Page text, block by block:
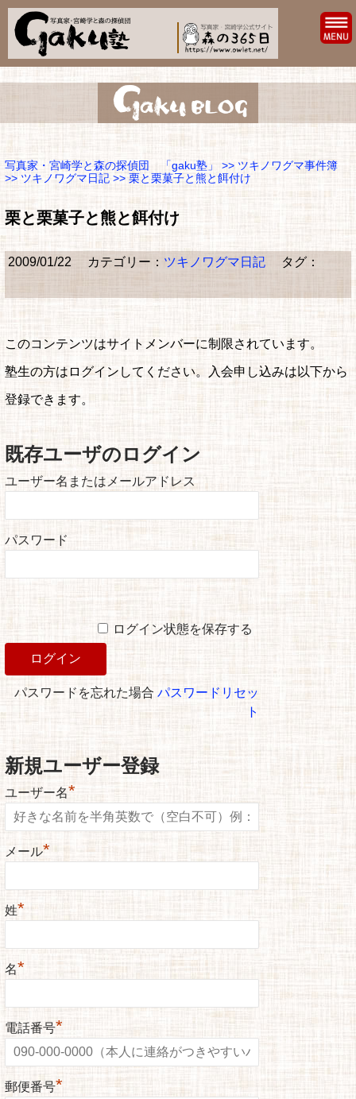
写真家・宮崎学と森の探偵団 「gaku塾」 >> ツキノワグマ事件簿
>> ツキノワグマ日記 >> 栗と栗菓子と熊と餌付け
栗と栗菓子と熊と餌付け
2009/01/22 カテゴリー： ツキノワグマ日記 タグ：
このコンテンツはサイトメンバーに制限されています。
塾生の方はログインしてください。入会申し込みは以下から
登録できます。
既存ユーザのログイン
ユーザー名またはメールアドレス
パスワード
ログイン状態を保存する
パスワードを忘れた場合パスワードリセッ
ト
新規ユーザー登録
ユーザー名*
メール*
姓*
名*
電話番号*
郵便番号*